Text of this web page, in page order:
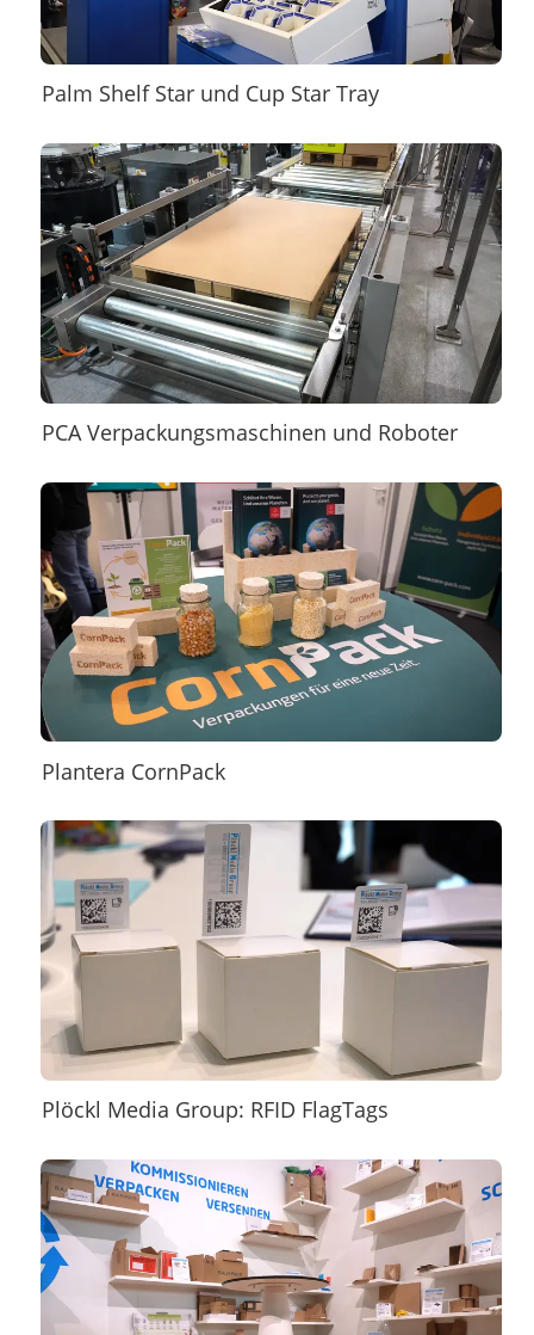
Palm Shelf Star und Cup Star Tray
PCA Verpackungsmaschinen und Roboter
Plantera CornPack
Plöckl Media Group: RFID FlagTags